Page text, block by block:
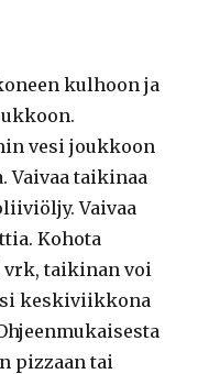
kulhoon ja
vesi joukkoon
Vaivaa taikinaa
Vaivaa
Kohota
vrk, taikinan voi
keskiviikkona
pizzaan tai